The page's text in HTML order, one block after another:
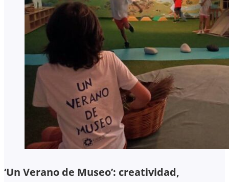
‘Un Verano de Museo’: creatividad,